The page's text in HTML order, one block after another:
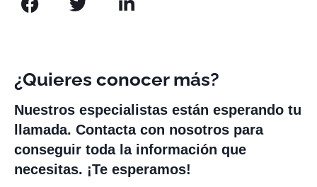
¿Quieres conocer más?
Nuestros especialistas están esperando tu
llamada. Contacta con nosotros para
conseguir toda la información que
necesitas. ¡Te esperamos!